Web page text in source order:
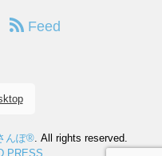
Feed
んぽ®. All rights reserved.
PRESS